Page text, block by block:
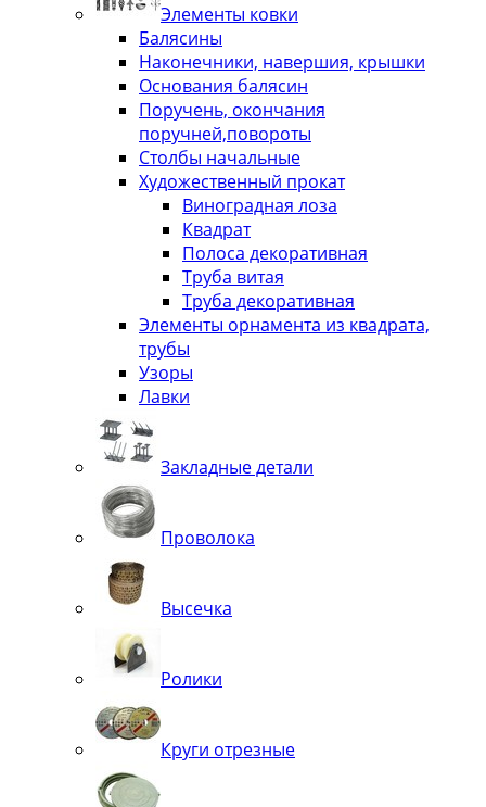
Элементы ковки
Балясины
Наконечники, навершия, крышки
Основания балясин
Поручень, окончания
поручней,повороты
Столбы начальные
Художественный прокат
Виноградная лоза
Квадрат
Полоса декоративная
Труба витая
Труба декоративная
Элементы орнамента из квадрата,
трубы
Узоры
Лавки
Закладные детали
Проволока
Высечка
Ролики
Круги отрезные